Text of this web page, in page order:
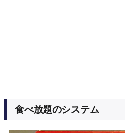
食べ放題のシステム